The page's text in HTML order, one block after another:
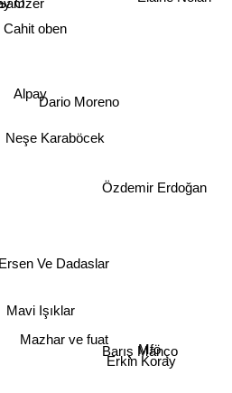
Alpay
Ersen Ve Dadaslar
Neşe Karaböcek
Cahit oben
Dario Moreno
Mazhar ve fuat
Mavi Işıklar
Özdemir Erdoğan
Mfö
Erkin Koray
Barış Manço